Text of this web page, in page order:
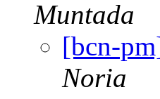
Muntada
[bcn-
Noria